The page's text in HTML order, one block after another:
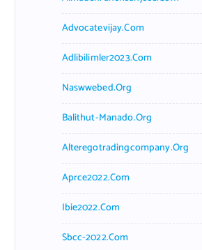
Advocatevijay.com
Adlibilimler2023.com
Naswwebed.org
Balithut-Manado.org
Alteregotradingcompany.org
Aprce2022.com
Ibie2022.com
Sbcc-2022.com